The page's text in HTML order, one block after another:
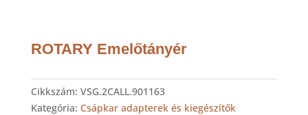
ROTARY Emelőtányér
Cikkszám: VSG.2CALL.901163
Kategória: Csápkar adapterek és kiegészítők